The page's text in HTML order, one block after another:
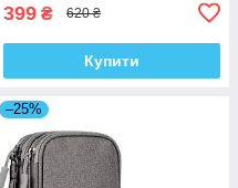
399 ₴ 620 ₴
Купити
–25%